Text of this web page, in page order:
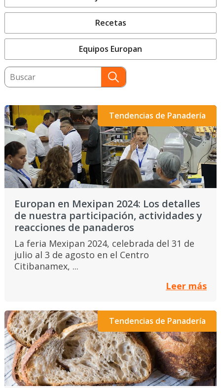
Recetas
Equipos Europan
This is a search field with an auto-suggest
Tendencias de Panadería
Europan en Mexipan 2024: Los detalles
de nuestra participación, actividades y
reacciones de panaderos
La feria Mexipan 2024, celebrada del 31 de
julio al 3 de agosto en el Centro
Citibanamex, ...
Leer más
Tendencias de Panadería